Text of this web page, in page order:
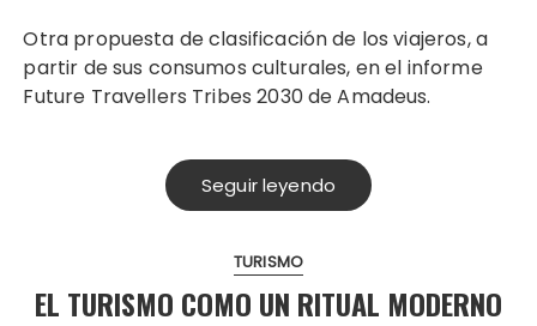
Otra propuesta de clasificación de los viajeros, a
partir de sus consumos culturales, en el informe
Future Travellers Tribes 2030 de Amadeus.
Seguir leyendo
TURISMO
EL TURISMO COMO UN RITUAL MODERNO